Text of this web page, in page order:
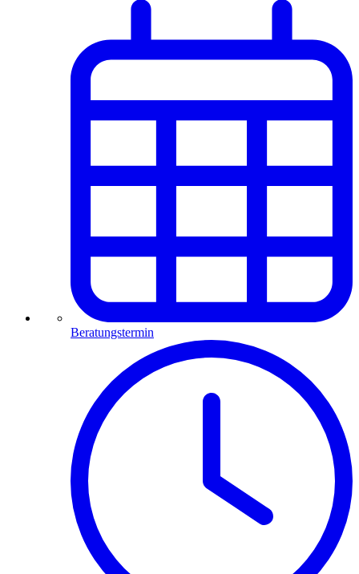
Beratungstermin